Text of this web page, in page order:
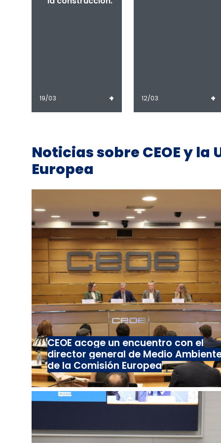
19/03 + 12/03 +
Noticias sobre CEOE y la
Europea
CEOE acoge un encuentro con el
director general de Medio
de la Comisión Europea